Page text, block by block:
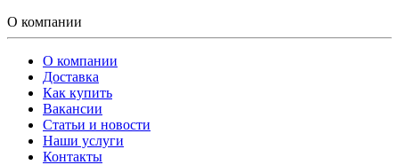
О компании
О компании
Доставка
Как купить
Вакансии
Статьи и новости
Наши услуги
Контакты